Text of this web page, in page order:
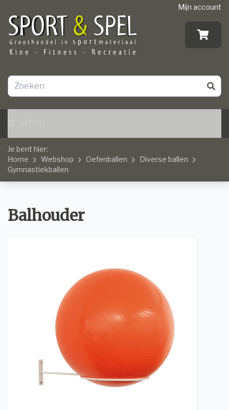
Mijn account
Je bent hier:
Home
Webshop Oefenballen
Diverse ballen
Gymnastiekballen
Balhouder